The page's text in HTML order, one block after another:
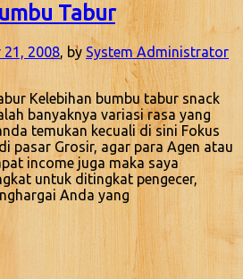
Tabur
21, 2008, by System Administrator
Kelebihan bumbu tabur snack
banyaknya variasi rasa yang
temukan kecuali di sini Fokus
pasar Grosir, agar para Agen atau
income juga maka saya
untuk ditingkat pengecer,
Anda yang